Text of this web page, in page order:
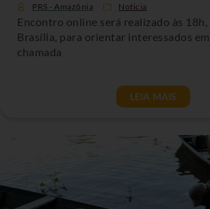
PRS - Amazônia Noticia
Encontro online será realizado às
Brasília, para orientar interessados
chamada
LEIA MAIS